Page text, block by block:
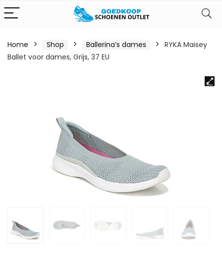
Home Shop Ballerina’s dames
RYKA Maisey
Ballet voor dames, Grijs, 37 EU